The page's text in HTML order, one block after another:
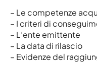
– Le competenze
– I criteri di
– L’ente emittente
– La data di rilascio
– Evidenze del